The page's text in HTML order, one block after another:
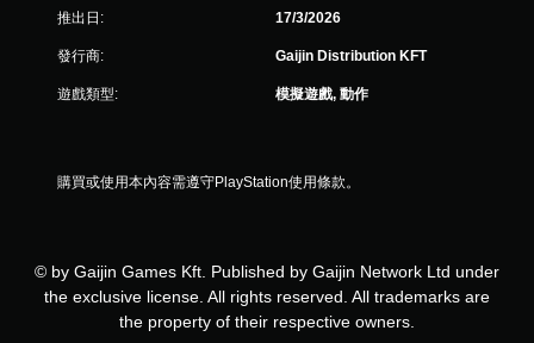
推出日: 17/3/2026
發行商: Gaijin Distribution KFT
遊戲類型: 模擬遊戲, 動作
購買或使用本內容需遵守PlayStation使用條款。
© by Gaijin Games Kft. Published by Gaijin Network Ltd under
the exclusive license. All rights reserved. All trademarks are
the property of their respective owners.